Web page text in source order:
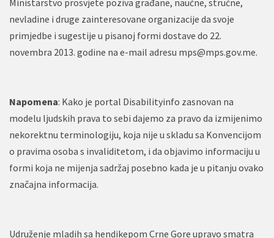
nevladine i druge zainteresovane organizacije da svoje
primjedbe i sugestije u pisanoj formi dostave do 22.
novembra 2013. godine na e-mail adresu mps@mps.gov.me.
Napomena: Kako je portal Disabilityinfo zasnovan na
modelu ljudskih prava to sebi dajemo za pravo da izmijenimo
nekorektnu terminologiju, koja nije u skladu sa Konvencijom
o pravima osoba s invaliditetom, i da objavimo informaciju u
formi koja ne mijenja sadržaj posebno kada je u pitanju ovako
značajna informacija.
Udruženje mladih sa hendikepom Crne Gore upravo smatra